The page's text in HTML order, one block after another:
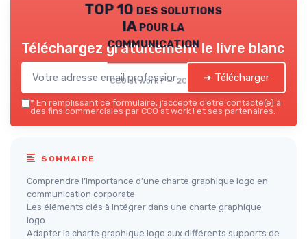
TOP 10 des solutions
IA pour la
communication
CCO at work ! — 2026
Téléchargez gratuitement le livre blanc
➔ Télécharger
* En remplissant ce formulaire, j’accepte d’être contacté(e) à
des fins commerciales par CCO at work ! et ses partenaires.
SOMMAIRE
Comprendre l’importance d’une charte graphique logo en
communication corporate
Les éléments clés à intégrer dans une charte graphique
logo
Adapter la charte graphique logo aux différents supports de